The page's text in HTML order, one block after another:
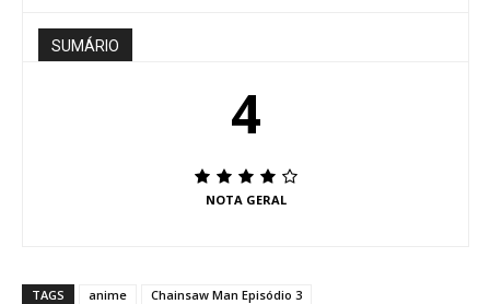
SUMÁRIO
4
NOTA GERAL
TAGS anime
Chainsaw Man Episódio 3